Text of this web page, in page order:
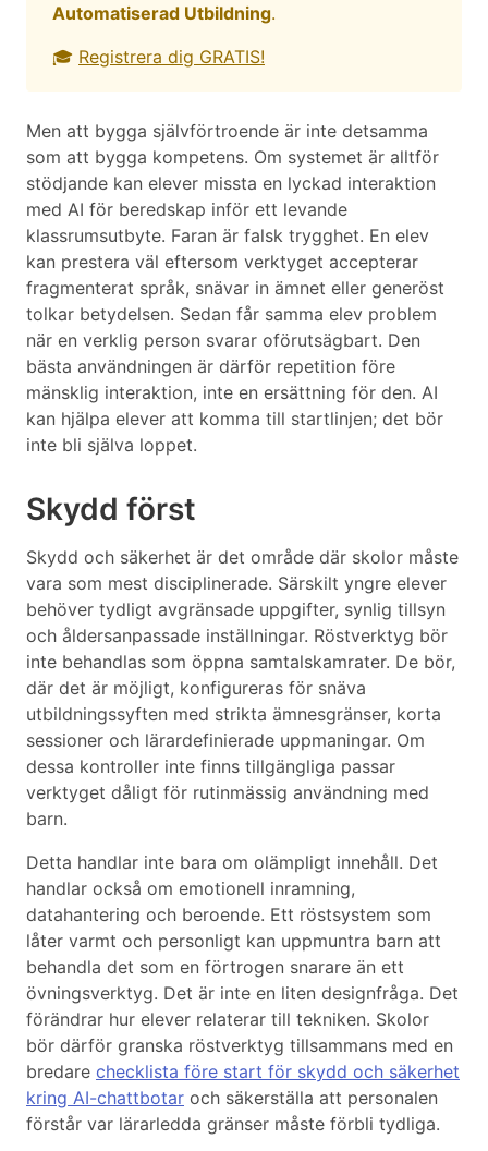
Automatiserad Utbildning.
🎓 Registrera dig GRATIS!
Men att bygga självförtroende är inte detsamma
som att bygga kompetens. Om systemet är alltför
stödjande kan elever missta en lyckad interaktion
med AI för beredskap inför ett levande
klassrumsutbyte. Faran är falsk trygghet. En elev
kan prestera väl eftersom verktyget accepterar
fragmenterat språk, snävar in ämnet eller generöst
tolkar betydelsen. Sedan får samma elev problem
när en verklig person svarar oförutsägbart. Den
bästa användningen är därför repetition före
mänsklig interaktion, inte en ersättning för den. AI
kan hjälpa elever att komma till startlinjen; det bör
inte bli själva loppet.
Skydd först
Skydd och säkerhet är det område där skolor måste
vara som mest disciplinerade. Särskilt yngre elever
behöver tydligt avgränsade uppgifter, synlig tillsyn
och åldersanpassade inställningar. Röstverktyg bör
inte behandlas som öppna samtalskamrater. De bör,
där det är möjligt, konfigureras för snäva
utbildningssyften med strikta ämnesgränser, korta
sessioner och lärardefinierade uppmaningar. Om
dessa kontroller inte finns tillgängliga passar
verktyget dåligt för rutinmässig användning med
barn.
Detta handlar inte bara om olämpligt innehåll. Det
handlar också om emotionell inramning,
datahantering och beroende. Ett röstsystem som
låter varmt och personligt kan uppmuntra barn att
behandla det som en förtrogen snarare än ett
övningsverktyg. Det är inte en liten designfråga. Det
förändrar hur elever relaterar till tekniken. Skolor
bör därför granska röstverktyg tillsammans med en
bredare checklista före start för skydd och säkerhet
kring AI-chattbotar och säkerställa att personalen
förstår var lärarledda gränser måste förbli tydliga.